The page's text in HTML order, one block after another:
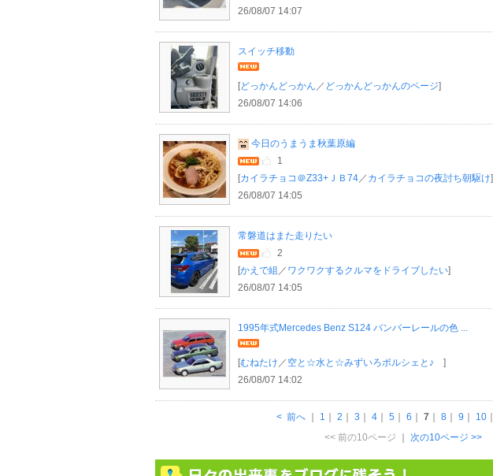
26/08/07 14:07
スイッチ移動
[どっかんどっかん ／ どっかんどっかんのページ]
26/08/07 14:06
今日のうまうま秋葉原編
1
[カイラチョコ＠Z33+ＪＢ74／ カイラチョコの夜討ち朝駆け]
26/08/07 14:05
常磐道はまた走りたい
2
[かえで組 ／ ワクワクするクルマをドライブしたい]
26/08/07 14:05
1995年式Mercedes Benz S124 バンパーレールの色 ...
[むねたけ ／ 空と☆水と☆みずいろポルシェと♪ ]
26/08/07 14:02
< 前へ 1 2 3 4 5 6 7 8 9 10
<< 前の10ページ
次の10ページ >>